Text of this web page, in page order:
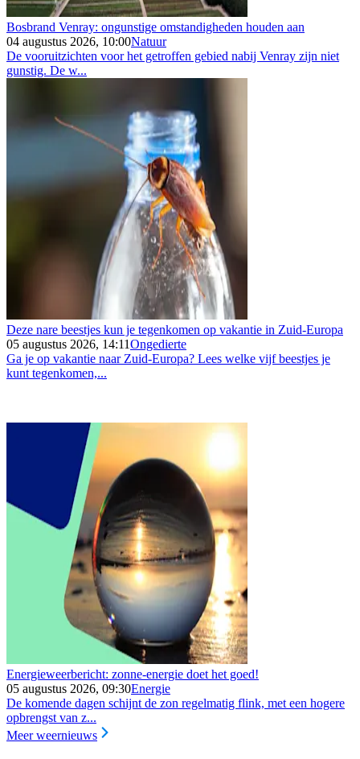
Bosbrand Venray: ongunstige omstandigheden houden aan
04 augustus 2026, 10:00Natuur
De vooruitzichten voor het getroffen gebied nabij Venray zijn niet
gunstig. De w...
Deze nare beestjes kun je tegenkomen op vakantie in Zuid-Europa
05 augustus 2026, 14:11Ongedierte
Ga je op vakantie naar Zuid-Europa? Lees welke vijf beestjes je
kunt tegenkomen,...
Energieweerbericht: zonne-energie doet het goed!
05 augustus 2026, 09:30Energie
De komende dagen schijnt de zon regelmatig flink, met een hogere
opbrengst van z...
Meer weernieuws